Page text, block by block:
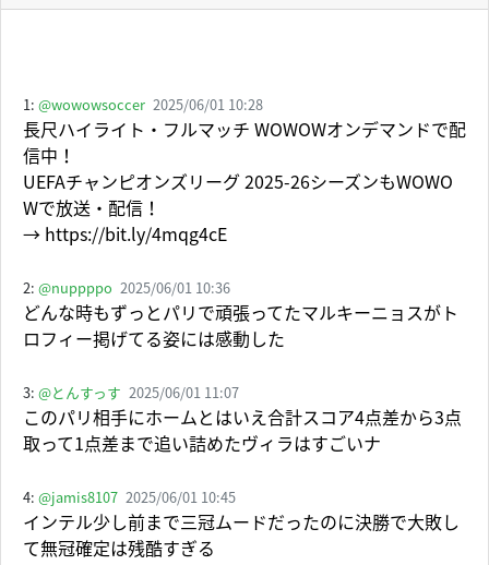
1: @wowowsoccer 2025/06/01 10:28
長尺ハイライト・フルマッチ WOWOWオンデマンドで配
信中！
UEFAチャンピオンズリーグ 2025-26シーズンもWOWO
Wで放送・配信！
→ https://bit.ly/4mqg4cE
2: @nuppppo 2025/06/01 10:36
どんな時もずっとパリで頑張ってたマルキーニョスがト
ロフィー掲げてる姿には感動した
3: @とんすっす 2025/06/01 11:07
このパリ相手にホームとはいえ合計スコア4点差から3点
取って1点差まで追い詰めたヴィラはすごいナ
4: @jamis8107 2025/06/01 10:45
インテル少し前まで三冠ムードだったのに決勝で大敗し
て無冠確定は残酷すぎる